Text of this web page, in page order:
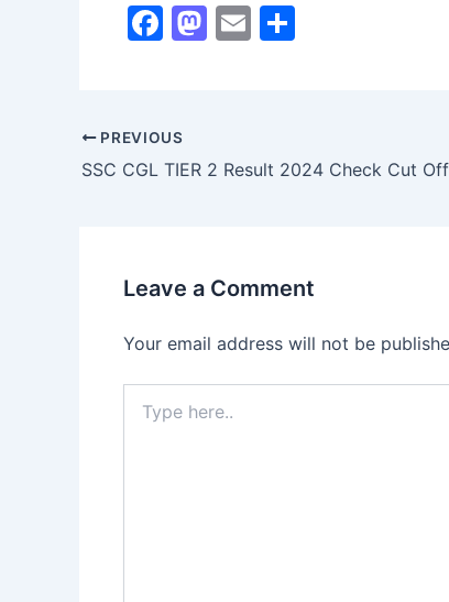
F
e
b
M
d
E
PREVIOUS
Leave a Comment
Your email address will not be
here..